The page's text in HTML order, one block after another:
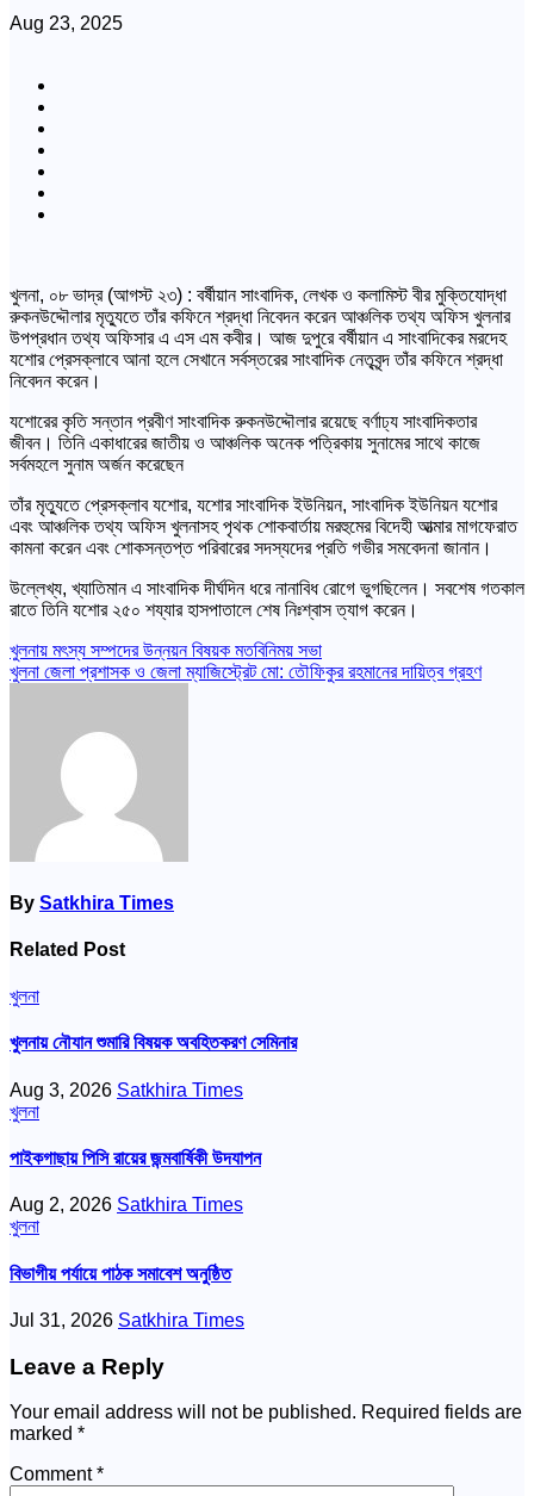
Aug 23, 2025
খুলনা, ০৮ ভাদ্র (আগস্ট ২৩) : বর্ষীয়ান সাংবাদিক, লেখক ও কলামিস্ট বীর মুক্তিযোদ্ধা
রুকনউদ্দৌলার মৃত্যুতে তাঁর কফিনে শ্রদ্ধা নিবেদন করেন আঞ্চলিক তথ্য অফিস খুলনার
উপপ্রধান তথ্য অফিসার এ এস এম কবীর। আজ দুপুরে বর্ষীয়ান এ সাংবাদিকের মরদেহ
যশোর প্রেসক্লাবে আনা হলে সেখানে সর্বস্তরের সাংবাদিক নেতৃবৃন্দ তাঁর কফিনে শ্রদ্ধা
নিবেদন করেন।
যশোরের কৃতি সন্তান প্রবীণ সাংবাদিক রুকনউদ্দৌলার রয়েছে বর্ণাঢ্য সাংবাদিকতার
জীবন। তিনি একাধারের জাতীয় ও আঞ্চলিক অনেক পত্রিকায় সুনামের সাথে কাজে
সর্বমহলে সুনাম অর্জন করেছেন
তাঁর মৃত্যুতে প্রেসক্লাব যশোর, যশোর সাংবাদিক ইউনিয়ন, সাংবাদিক ইউনিয়ন যশোর
এবং আঞ্চলিক তথ্য অফিস খুলনাসহ পৃথক শোকবার্তায় মরহুমের বিদেহী আত্মার মাগফেরাত
কামনা করেন এবং শোকসন্তপ্ত পরিবারের সদস্যদের প্রতি গভীর সমবেদনা জানান।
উল্লেখ্য, খ্যাতিমান এ সাংবাদিক দীর্ঘদিন ধরে নানাবিধ রোগে ভুগছিলেন। সবশেষ গতকাল
রাতে তিনি যশোর ২৫০ শয্যার হাসপাতালে শেষ নিঃশ্বাস ত্যাগ করেন।
Post
navigation
খুলনায় মৎস্য সম্পদের উন্নয়ন বিষয়ক মতবিনিময় সভা
খুলনা জেলা প্রশাসক ও জেলা ম্যাজিস্ট্রেট মো: তৌফিকুর রহমানের দায়িত্ব গ্রহণ
By Satkhira Times
Related Post
খুলনা
খুলনায় নৌযান শুমারি বিষয়ক অবহিতকরণ সেমিনার
Aug 3, 2026 Satkhira Times
খুলনা
পাইকগাছায় পিসি রায়ের জন্মবার্ষিকী উদযাপন
Aug 2, 2026 Satkhira Times
খুলনা
বিভাগীয় পর্যায়ে পাঠক সমাবেশ অনুষ্ঠিত
Jul 31, 2026 Satkhira Times
Leave a Reply
Your email address will not be published. Required fields are
marked *
Comment*